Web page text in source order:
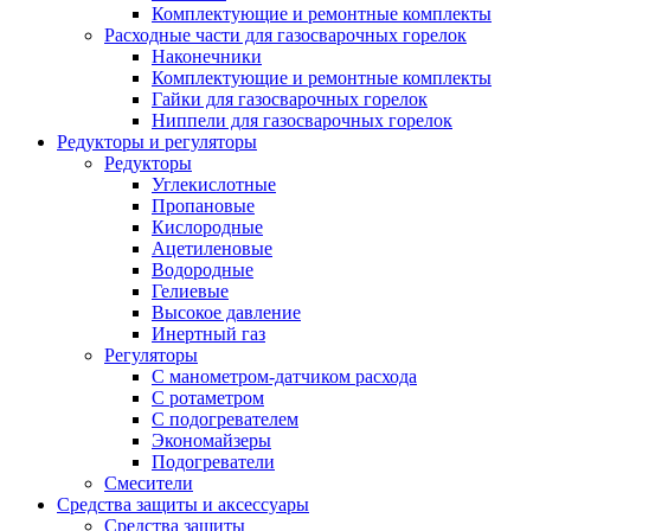
Комплектующие и ремонтные комплекты
Расходные части для газосварочных горелок
Наконечники
Комплектующие и ремонтные комплекты
Гайки для газосварочных горелок
Ниппели для газосварочных горелок
Редукторы и регуляторы
Редукторы
Углекислотные
Пропановые
Кислородные
Ацетиленовые
Водородные
Гелиевые
Высокое давление
Инертный газ
Регуляторы
С манометром-датчиком расхода
С ротаметром
С подогревателем
Экономайзеры
Подогреватели
Смесители
Средства защиты и аксессуары
Средства защиты